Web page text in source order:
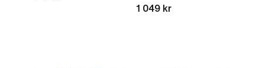
1 049 kr